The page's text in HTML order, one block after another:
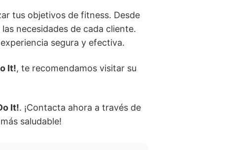
tus objetivos de fitness. Desde
necesidades de cada cliente.
segura y efectiva.
It!, te recomendamos visitar su
It!. ¡Contacta ahora a través de
saludable!